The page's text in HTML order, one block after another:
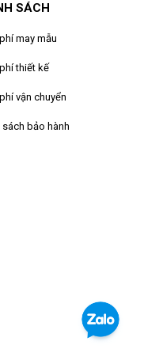
SÁCH
may mẫu
thiết kế
vận chuyển
sách bảo hành